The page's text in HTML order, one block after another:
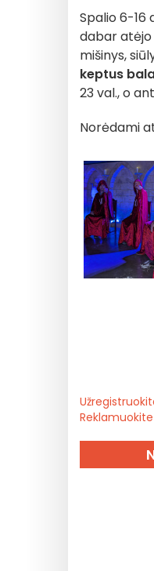
Spalio 6-16
dabar atėjo
mišinys,
keptus
23 val., o
Norėdami